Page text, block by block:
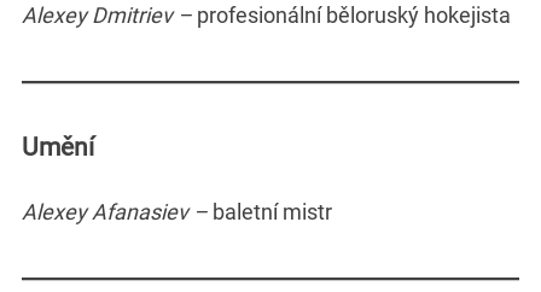
Alexey Dmitriev – profesionální běloruský hokejista
Umění
Alexey Afanasiev – baletní mistr